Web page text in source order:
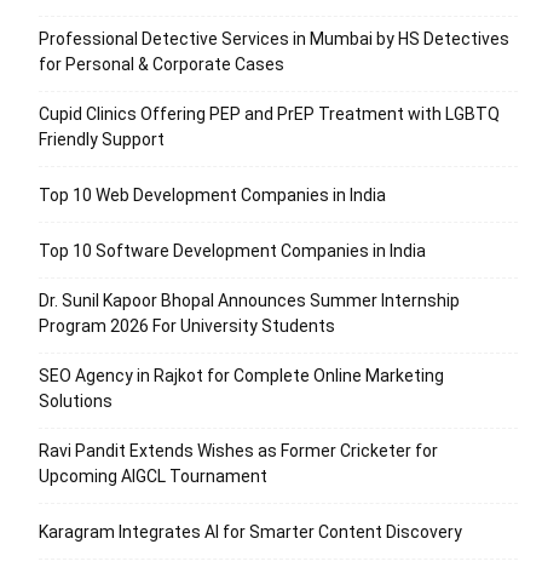
Professional Detective Services in Mumbai by HS Detectives
for Personal & Corporate Cases
Cupid Clinics Offering PEP and PrEP Treatment with LGBTQ
Friendly Support
Top 10 Web Development Companies in India
Top 10 Software Development Companies in India
Dr. Sunil Kapoor Bhopal Announces Summer Internship
Program 2026 For University Students
SEO Agency in Rajkot for Complete Online Marketing
Solutions
Ravi Pandit Extends Wishes as Former Cricketer for
Upcoming AIGCL Tournament
Karagram Integrates AI for Smarter Content Discovery